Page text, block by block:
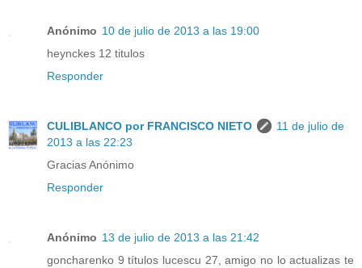
Anónimo 10 de julio de 2013 a las 19:00
heynckes 12 titulos
Responder
CULIBLANCO por FRANCISCO NIETO
11 de julio de
2013 a las 22:23
Gracias Anónimo
Responder
Anónimo 13 de julio de 2013 a las 21:42
goncharenko 9 títulos lucescu 27, amigo no lo actualizas te